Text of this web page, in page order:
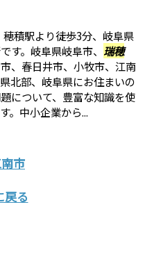
積駅より徒歩3分、岐阜県
す。岐阜県岐阜市、 瑞穂
、春日井市、小牧市、江南
北部、岐阜県にお住まいの
について、豊富な知識を使
。中小企業から...
市
戻る